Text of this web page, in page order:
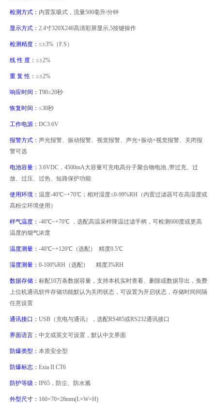
检测方式： 内置泵吸式，流量500毫升/分钟
显示方式： 2.4寸320X240高清彩屏显示 ,5按键操作
检测精度： ≤±3% （F.S ）
线 性 度： ≤±2%
重 复 性： ≤±2%
响应时间： T90≤20秒
恢复时间： ≤30秒
工作电源： DC3.6V
报警方式： 声光报警、振动报警、视觉报警、声光+振动+视觉报警、关闭报
警可选
电池容量： 3.6VDC ， 4500mA大容量可充电高分子聚合物电池 带过充、过
放、过压、过热、短路保护功能
使用环境： 温度-40℃~+70℃；相对湿度≤0-99%RH （内置过滤器可在高湿度或
高粉尘环境使用）
样气温度： -40℃~+70℃ ，选配高温采样降温过滤手柄，可检测600度或更高
温度的烟气浓度
温度测量： -40℃~+120℃（选配） 精度0.5℃
湿度测量： 0-100%RH （选配） 精度3%RH
数据存储： 标配10万条数据容量，支持本机实时查看、删除或数据导出，免费
上位机通讯软件存储功能默认为关闭状态，可设置为开启状态，存储时间间隔
任意设置
通讯接口： USB （充电与通讯），选配RS485或RS232通讯接口
界面语言： 中文或英文可设置，默认中文界面
防爆类型： 本质安全型
防爆标志： Exia II CT6
防护等级： IP65 ，防尘、防水溅
外型尺寸： 160×70×28mm(L×W×H)